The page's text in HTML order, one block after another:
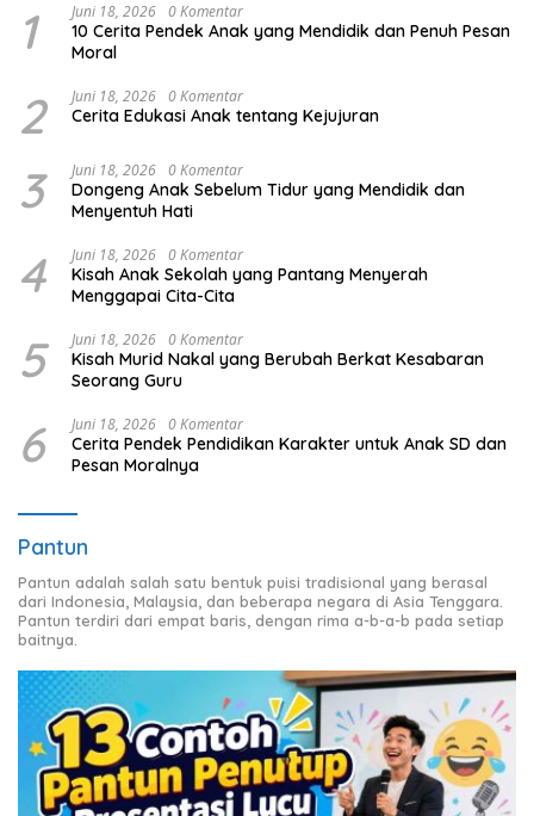
1 Juni 18, 2026 0 Komentar
10 Cerita Pendek Anak yang Mendidik dan Penuh Pesan
Moral
2 Juni 18, 2026 0 Komentar
Cerita Edukasi Anak tentang Kejujuran
3 Juni 18, 2026 0 Komentar
Dongeng Anak Sebelum Tidur yang Mendidik dan
Menyentuh Hati
4 Juni 18, 2026 0 Komentar
Kisah Anak Sekolah yang Pantang Menyerah
Menggapai Cita-Cita
5 Juni 18, 2026 0 Komentar
Kisah Murid Nakal yang Berubah Berkat Kesabaran
Seorang Guru
6 Juni 18, 2026 0 Komentar
Cerita Pendek Pendidikan Karakter untuk Anak SD dan
Pesan Moralnya
Pantun
Pantun adalah salah satu bentuk puisi tradisional yang berasal
dari Indonesia, Malaysia, dan beberapa negara di Asia Tenggara.
Pantun terdiri dari empat baris, dengan rima a-b-a-b pada setiap
baitnya.